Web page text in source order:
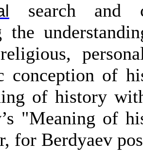
search and
the
conception of
of history
"Meaning of
for Berdyaev